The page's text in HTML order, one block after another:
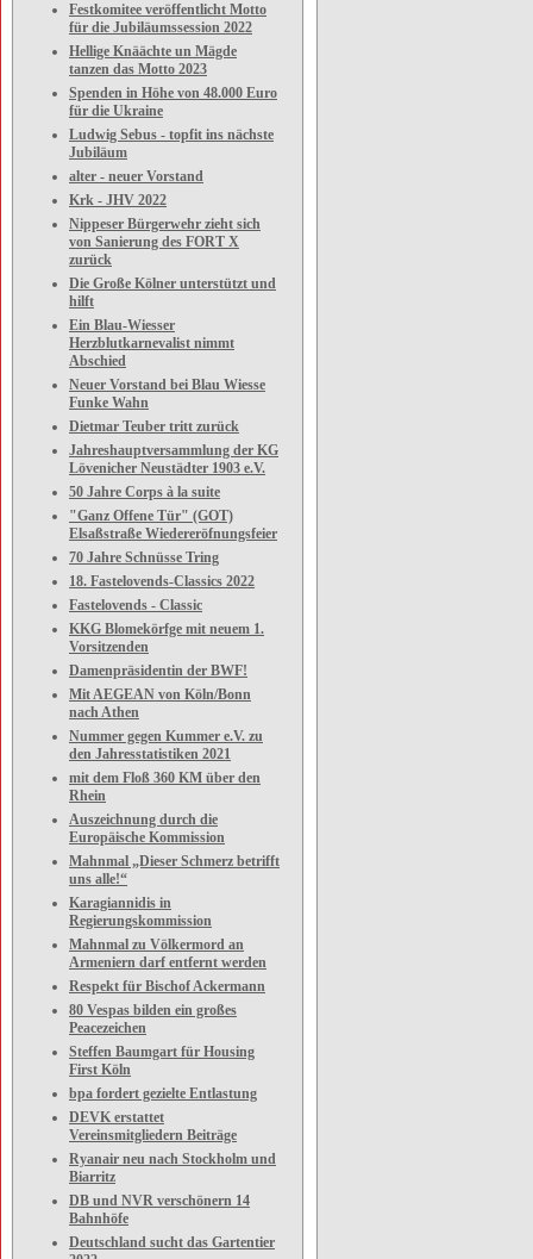
Festkomitee veröffentlicht Motto
für die Jubiläumssession 2022
Hellige Knäächte un Mägde
tanzen das Motto 2023
Spenden in Höhe von 48.000 Euro
für die Ukraine
Ludwig Sebus - topfit ins nächste
Jubiläum
alter - neuer Vorstand
Krk - JHV 2022
Nippeser Bürgerwehr zieht sich
von Sanierung des FORT X
zurück
Die Große Kölner unterstützt und
hilft
Ein Blau-Wiesser
Herzblutkarnevalist nimmt
Abschied
Neuer Vorstand bei Blau Wiesse
Funke Wahn
Dietmar Teuber tritt zurück
Jahreshauptversammlung der KG
Lövenicher Neustädter 1903 e.V.
50 Jahre Corps à la suite
"Ganz Offene Tür" (GOT)
Elsaßstraße Wiedereröfnungsfeier
70 Jahre Schnüsse Tring
18. Fastelovends-Classics 2022
Fastelovends - Classic
KKG Blomekörfge mit neuem 1.
Vorsitzenden
Damenpräsidentin der BWF!
Mit AEGEAN von Köln/Bonn
nach Athen
Nummer gegen Kummer e.V. zu
den Jahresstatistiken 2021
mit dem Floß 360 KM über den
Rhein
Auszeichnung durch die
Europäische Kommission
Mahnmal „Dieser Schmerz betrifft
uns alle!“
Karagiannidis in
Regierungskommission
Mahnmal zu Völkermord an
Armeniern darf entfernt werden
Respekt für Bischof Ackermann
80 Vespas bilden ein großes
Peacezeichen
Steffen Baumgart für Housing
First Köln
bpa fordert gezielte Entlastung
DEVK erstattet
Vereinsmitgliedern Beiträge
Ryanair neu nach Stockholm und
Biarritz
DB und NVR verschönern 14
Bahnhöfe
Deutschland sucht das Gartentier